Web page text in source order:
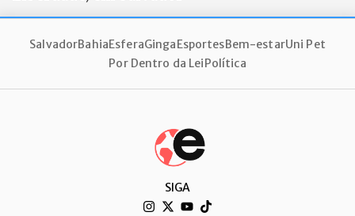
SalvadorBahiaEsferaGingaEsportesBem-estarUni Pet
Por Dentro da LeiPolítica
SIGA